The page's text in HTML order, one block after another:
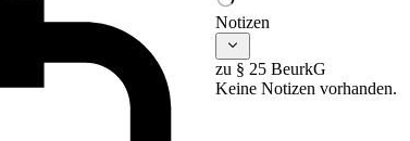
Notizen
zu § 25 BeurkG
Keine Notizen vorhanden.